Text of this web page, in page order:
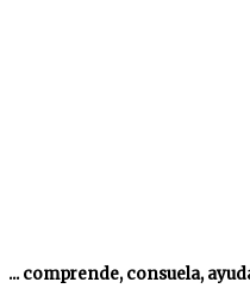
... comprende, consuela,